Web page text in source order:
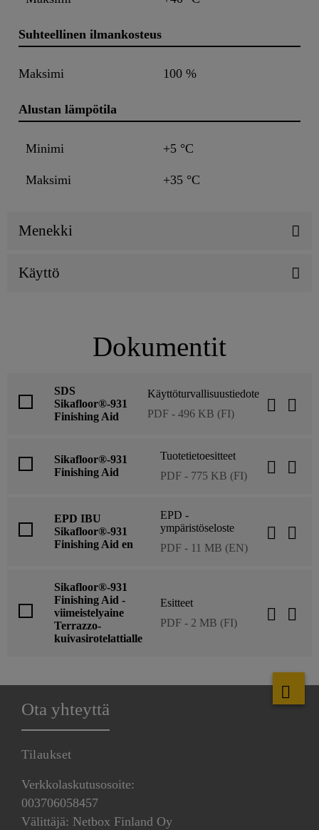
Suhteellinen ilmankosteus
Maksimi 100 %
Alustan lämpötila
Minimi +5 °C
Maksimi +35 °C
Menekki
Käyttö
Dokumentit
SDS
Sikafloor®-931
Finishing Aid
Käyttöturvallisuustiedote
PDF - 496 KB (FI)
Sikafloor®-931
Finishing Aid
Tuotetietoesitteet
PDF - 775 KB (FI)
EPD IBU
Sikafloor®-931
Finishing Aid en
EPD -
ympäristöseloste
PDF - 11 MB (EN)
Sikafloor®-931
Finishing Aid -
viimeistelyaine
Terrazzo-
kuivasirotelattialle
Esitteet
PDF - 2 MB (FI)
Ota yhteyttä
Tilaukset
Verkkolaskutusosoite:
003706058457
Välittäjä: Netbox Finland Oy